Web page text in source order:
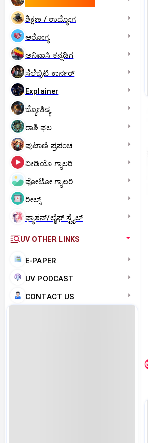
ಶಿಕ್ಷಣ / ಉದ್ಯೋಗ
ಆರೋಗ್ಯ
ಅನಿವಾಸಿ ಕನ್ನಡಿಗ
ಸೆಲೆಬ್ರಿಟಿ ಕಾರ್ನರ್‌
Explainer
ಜ್ಯೋತಿಷ್ಯ
ರಾಶಿ ಫಲ
ಪುಟಾಣಿ ಪ್ರಪಂಚ
ವೀಡಿಯೊ ಗ್ಯಾಲರಿ
ಫೋಟೋ ಗ್ಯಾಲರಿ
ರೀಲ್ಸ್
ಫ್ಯಾಶನ್/ಲೈಫ್‌ ಸ್ಟೈಲ್
UV OTHER LINKS
E-PAPER
UV PODCAST
CONTACT US